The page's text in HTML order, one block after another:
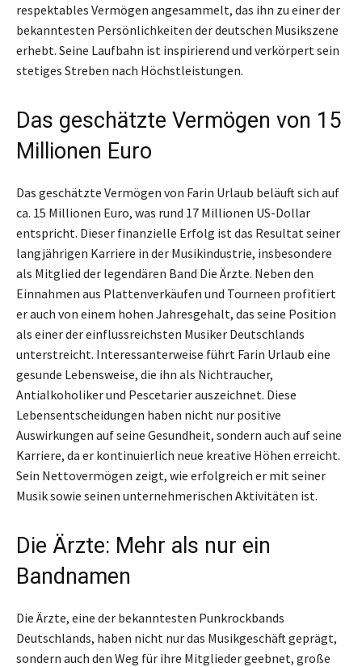
respektables Vermögen angesammelt, das ihn zu einer der
bekanntesten Persönlichkeiten der deutschen Musikszene
erhebt. Seine Laufbahn ist inspirierend und verkörpert sein
stetiges Streben nach Höchstleistungen.
Das geschätzte Vermögen von 15
Millionen Euro
Das geschätzte Vermögen von Farin Urlaub beläuft sich auf
ca. 15 Millionen Euro, was rund 17 Millionen US-Dollar
entspricht. Dieser finanzielle Erfolg ist das Resultat seiner
langjährigen Karriere in der Musikindustrie, insbesondere
als Mitglied der legendären Band Die Ärzte. Neben den
Einnahmen aus Plattenverkäufen und Tourneen profitiert
er auch von einem hohen Jahresgehalt, das seine Position
als einer der einflussreichsten Musiker Deutschlands
unterstreicht. Interessanterweise führt Farin Urlaub eine
gesunde Lebensweise, die ihn als Nichtraucher,
Antialkoholiker und Pescetarier auszeichnet. Diese
Lebensentscheidungen haben nicht nur positive
Auswirkungen auf seine Gesundheit, sondern auch auf seine
Karriere, da er kontinuierlich neue kreative Höhen erreicht.
Sein Nettovermögen zeigt, wie erfolgreich er mit seiner
Musik sowie seinen unternehmerischen Aktivitäten ist.
Die Ärzte: Mehr als nur ein
Bandnamen
Die Ärzte, eine der bekanntesten Punkrockbands
Deutschlands, haben nicht nur das Musikgeschäft geprägt,
sondern auch den Weg für ihre Mitglieder geebnet, große